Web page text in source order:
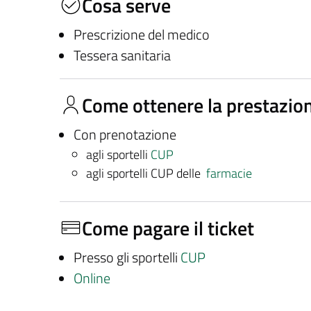
Prescrizione del medico
Tessera sanitaria
Come ottenere la
Con prenotazione
agli sportelli CUP
agli sportelli CUP delle farmacie
Come pagare il ticket
Presso gli sportelli CUP
Online